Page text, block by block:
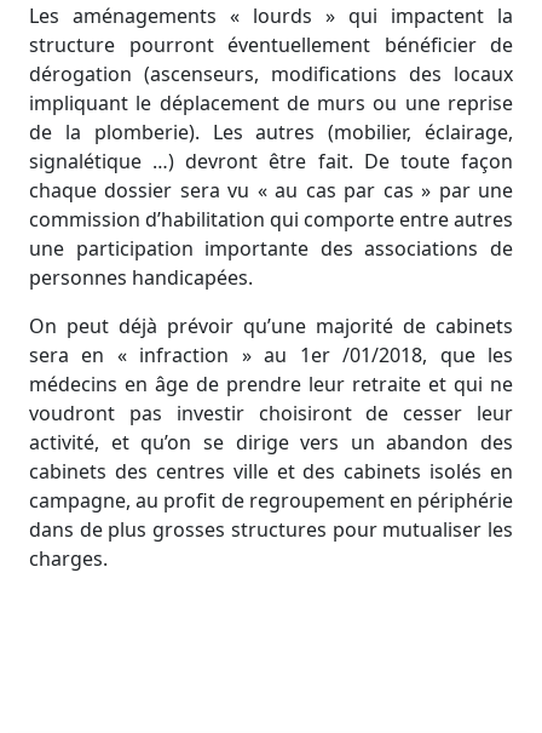
Les aménagements « lourds » qui impactent la
structure pourront éventuellement bénéficier de
dérogation (ascenseurs, modifications des locaux
impliquant le déplacement de murs ou une reprise
de la plomberie). Les autres (mobilier, éclairage,
signalétique …) devront être fait. De toute façon
chaque dossier sera vu « au cas par cas » par une
commission d’habilitation qui comporte entre autres
une participation importante des associations de
personnes handicapées.
On peut déjà prévoir qu’une majorité de cabinets
sera en « infraction » au 1er /01/2018, que les
médecins en âge de prendre leur retraite et qui ne
voudront pas investir choisiront de cesser leur
activité, et qu’on se dirige vers un abandon des
cabinets des centres ville et des cabinets isolés en
campagne, au profit de regroupement en périphérie
dans de plus grosses structures pour mutualiser les
charges.